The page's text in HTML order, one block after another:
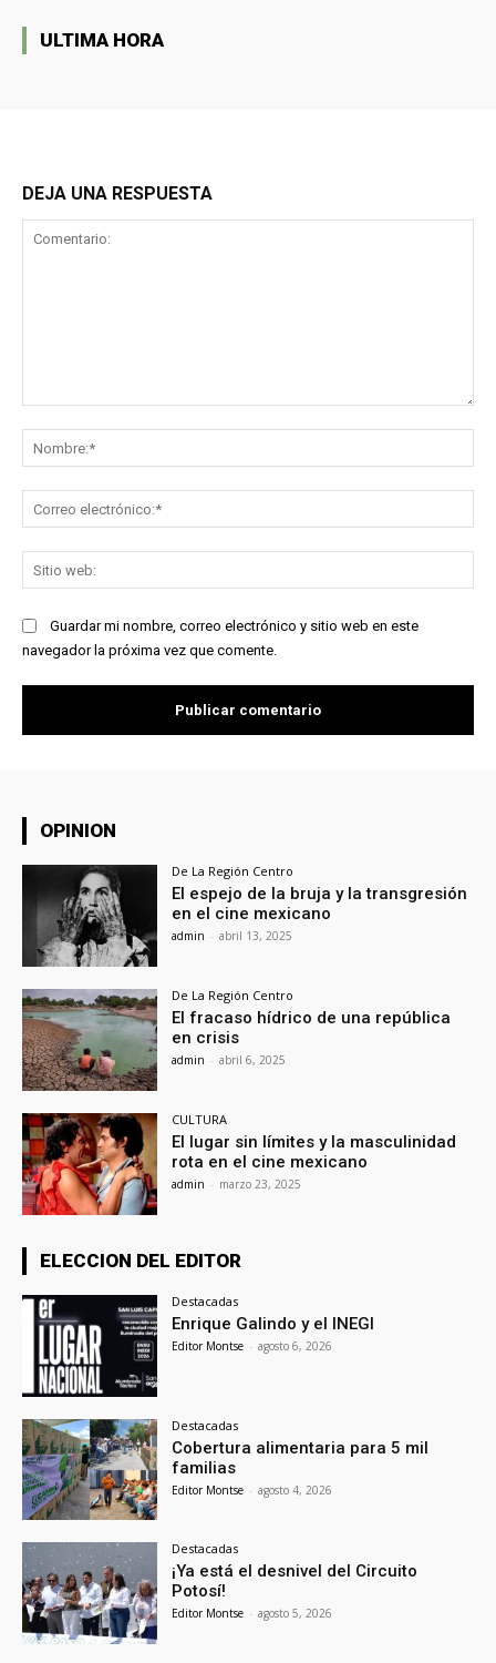
ULTIMA HORA
DEJA UNA RESPUESTA
Guardar mi nombre, correo electrónico y sitio web en este
navegador la próxima vez que comente.
OPINION
De La Región Centro
El espejo de la bruja y la transgresión
en el cine mexicano
admin - abril 13, 2025
De La Región Centro
El fracaso hídrico de una república
en crisis
admin - abril 6, 2025
CULTURA
El lugar sin límites y la masculinidad
rota en el cine mexicano
admin - marzo 23, 2025
ELECCION DEL EDITOR
Destacadas
Enrique Galindo y el INEGI
Editor Montse - agosto 6, 2026
Destacadas
Cobertura alimentaria para 5 mil
familias
Editor Montse - agosto 4, 2026
Destacadas
¡Ya está el desnivel del Circuito
Potosí!
Editor Montse - agosto 5, 2026